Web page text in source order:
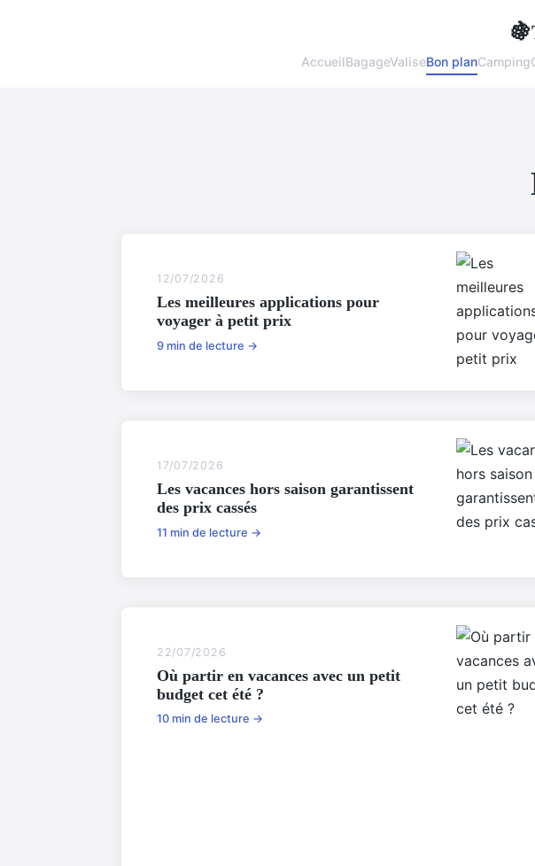
🍇
AccueilBagageValiseBon planCamping
12/07/2026
Les meilleures applications pour
voyager à petit prix
9 min de lecture →
17/07/2026
Les vacances hors saison garantissent
des prix cassés
11 min de lecture →
22/07/2026
Où partir en vacances avec un petit
budget cet été ?
10 min de lecture →